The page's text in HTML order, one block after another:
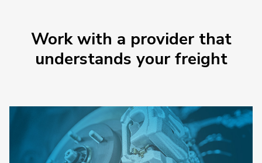
Work with a provider that
understands your freight